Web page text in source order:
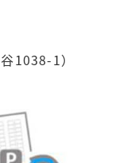
1038-1）